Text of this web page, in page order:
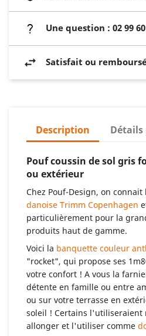
Une question : 02 99 60
Satisfait ou
Description
Pouf coussin de sol gris
ou extérieur
Chez Pouf-Design, on connait
danoise Trimm Copenhagen
particulièrement pour la
produits haut de gamme.
Voici la banquette couleur
"rocket", qui propose ses
votre confort ! A vous la
détente en famille ou entre
ou sur votre terrasse en
soleil ! Certains l'utiliseraient
allonger et l'utiliser comme